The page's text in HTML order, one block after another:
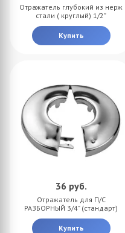
Отражатель глубокий из нерж
стали ( круглый) 1/2"
Купить
36 руб.
Отражатель для П/С
РАЗБОРНЫЙ 3/4" (стандарт)
Купить